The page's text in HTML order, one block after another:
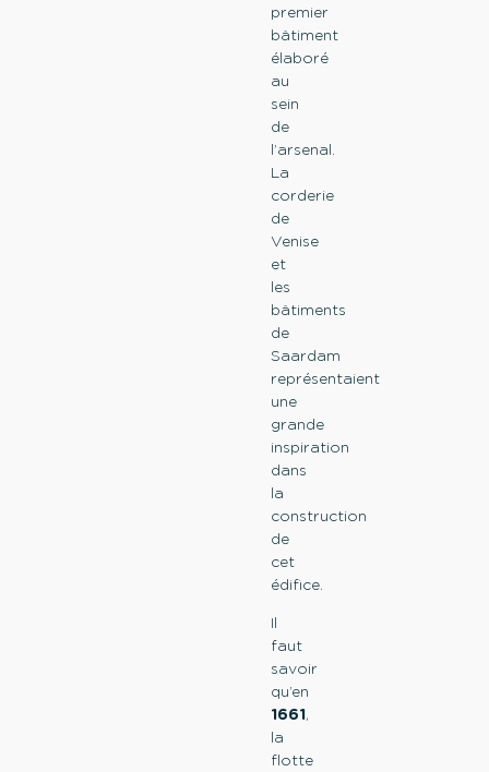
premier
bâtiment
élaboré
au
sein
de
l’arsenal.
La
corderie
de
Venise
et
les
bâtiments
de
Saardam
représentaient
une
grande
inspiration
dans
la
construction
de
cet
édifice.
Il
faut
savoir
qu’en
1661,
la
flotte